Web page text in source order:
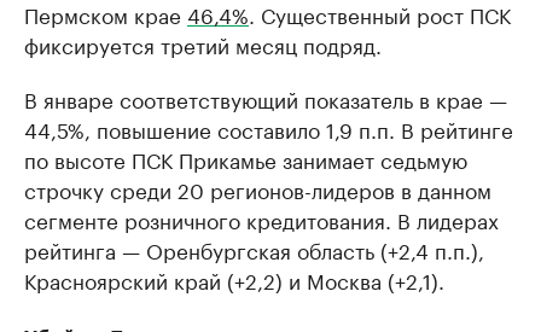
Пермском крае 46,4% . Существенный рост ПСК
фиксируется третий месяц подряд.
В январе соответствующий показатель в крае —
44,5%, повышение составило 1,9 п.п. В рейтинге
по высоте ПСК Прикамье занимает седьмую
строчку среди 20 регионов-лидеров в данном
сегменте розничного кредитования. В лидерах
рейтинга — Оренбургская область (+2,4 п.п.),
Красноярский край (+2,2) и Москва (+2,1).